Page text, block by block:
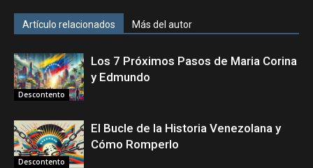
Artículo relacionados Más del autor
Descontento
Los 7 Próximos Pasos de Maria Corina
y Edmundo
Descontento
El Bucle de la Historia Venezolana y
Cómo Romperlo